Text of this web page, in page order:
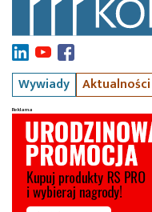
Wywiady Aktualności